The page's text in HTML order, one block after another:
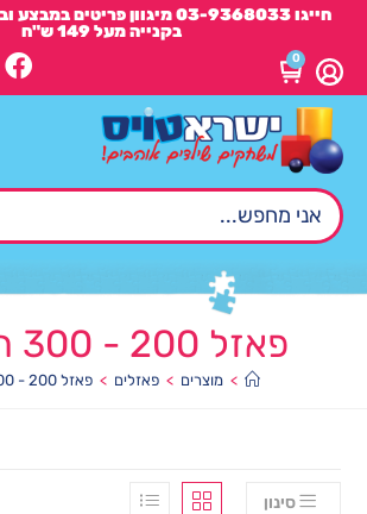
חייגו 03-9368033 מיגוון
בקנייה מעל 149 ש"ח
0
פאזל 200 - 300 חלקים
> מוצרים > פאזלים > פאזל 200 - 300 חלקים
סינון